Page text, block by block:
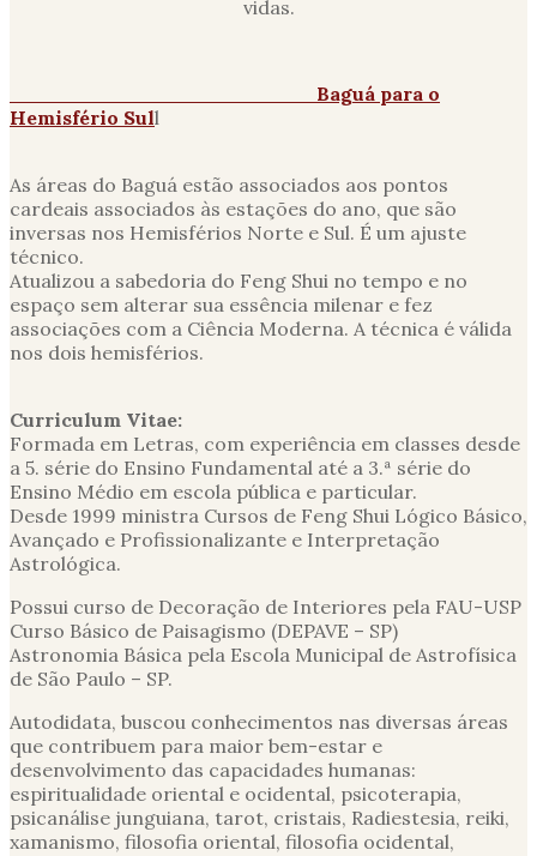
vidas.
Baguá para o
Hemisfério Sull
As áreas do Baguá estão associados aos pontos
cardeais associados às estações do ano, que são
inversas nos Hemisférios Norte e Sul. É um ajuste
técnico.
Atualizou a sabedoria do Feng Shui no tempo e no
espaço sem alterar sua essência milenar e fez
associações com a Ciência Moderna. A técnica é válida
nos dois hemisférios.
Curriculum Vitae:
Formada em Letras, com experiência em classes desde
a 5. série do Ensino Fundamental até a 3.ª série do
Ensino Médio em escola pública e particular.
Desde 1999 ministra Cursos de Feng Shui Lógico Básico,
Avançado e Profissionalizante e Interpretação
Astrológica.
Possui curso de Decoração de Interiores pela FAU-USP
Curso Básico de Paisagismo (DEPAVE – SP)
Astronomia Básica pela Escola Municipal de Astrofísica
de São Paulo – SP.
Autodidata, buscou conhecimentos nas diversas áreas
que contribuem para maior bem-estar e
desenvolvimento das capacidades humanas:
espiritualidade oriental e ocidental, psicoterapia,
psicanálise junguiana, tarot, cristais, Radiestesia, reiki,
xamanismo, filosofia oriental, filosofia ocidental,